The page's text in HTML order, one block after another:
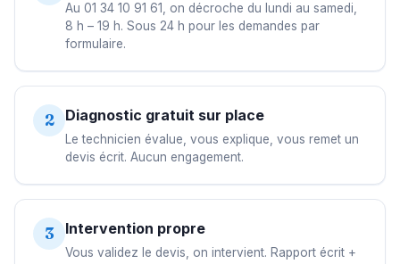
Au 01 34 10 91 61, on décroche du lundi au samedi,
8 h – 19 h. Sous 24 h pour les demandes par
formulaire.
2 Diagnostic gratuit sur place
Le technicien évalue, vous explique, vous remet un
devis écrit. Aucun engagement.
3 Intervention propre
Vous validez le devis, on intervient. Rapport écrit +